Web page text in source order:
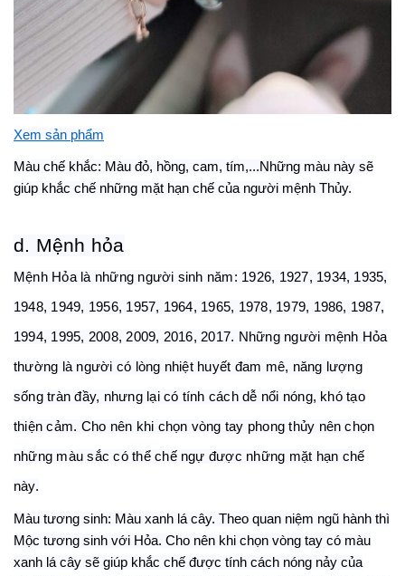
Xem sản phẩm
Màu chế khắc: Màu đỏ, hồng, cam, tím,...Những màu này sẽ
giúp khắc chế những mặt hạn chế của người mệnh Thủy.
d. Mệnh hỏa
Mệnh Hỏa là những người sinh năm: 1926, 1927, 1934, 1935,
1948, 1949, 1956, 1957, 1964, 1965, 1978, 1979, 1986, 1987,
1994, 1995, 2008, 2009, 2016, 2017. Những người mệnh Hỏa
thường là người có lòng nhiệt huyết đam mê, năng lượng
sống tràn đầy, nhưng lại có tính cách dễ nổi nóng, khó tạo
thiện cảm. Cho nên khi chọn vòng tay phong thủy nên chọn
những màu sắc có thể chế ngự được những mặt hạn chế
này.
Màu tương sinh: Màu xanh lá cây. Theo quan niệm ngũ hành thì
Mộc tương sinh với Hỏa. Cho nên khi chọn vòng tay có màu
xanh lá cây sẽ giúp khắc chế được tính cách nóng nảy của